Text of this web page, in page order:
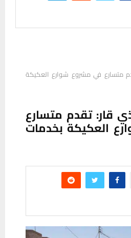
متسارع في مشروع شوارع العكيكة
قار: تقدم متسارع
العكيكة بخدمات